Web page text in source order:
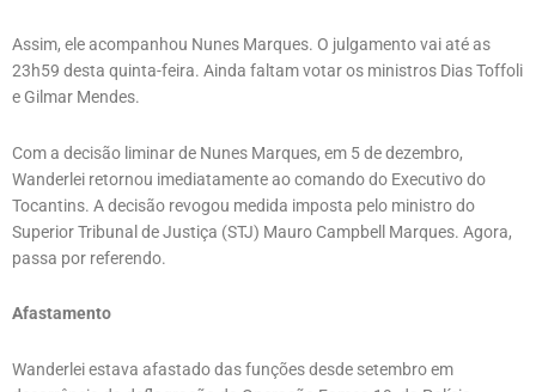
Assim, ele acompanhou Nunes Marques. O julgamento vai até as
23h59 desta quinta-feira. Ainda faltam votar os ministros Dias Toffoli
e Gilmar Mendes.
Com a decisão liminar de Nunes Marques, em 5 de dezembro,
Wanderlei retornou imediatamente ao comando do Executivo do
Tocantins. A decisão revogou medida imposta pelo ministro do
Superior Tribunal de Justiça (STJ) Mauro Campbell Marques. Agora,
passa por referendo.
Afastamento
Wanderlei estava afastado das funções desde setembro em